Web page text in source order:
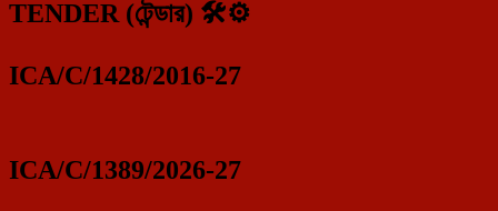
TENDER (টেন্ডার) 🛠️⚙️
ICA/C/1428/2016-27
ICA/C/1389/2026-27